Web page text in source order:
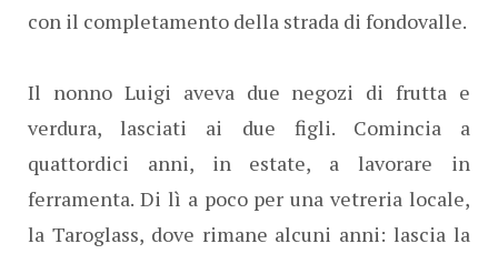
con il completamento della strada di fondovalle.
Il nonno Luigi aveva due negozi di frutta e
verdura, lasciati ai due figli. Comincia a
quattordici anni, in estate, a lavorare in
ferramenta. Di lì a poco per una vetreria locale,
la Taroglass, dove rimane alcuni anni: lascia la